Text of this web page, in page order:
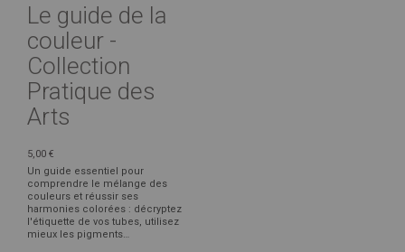
Le guide de la
couleur -
Collection
Pratique des
Arts
5,00 €
Un guide essentiel pour
comprendre le mélange des
couleurs et réussir ses
harmonies colorées : décryptez
l'étiquette de vos tubes, utilisez
mieux les pigments…